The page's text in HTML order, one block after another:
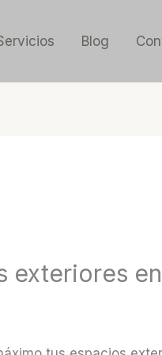
Blog
exteriores